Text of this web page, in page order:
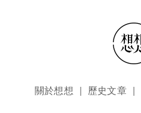
頁尾選單關於想想 歷史文章